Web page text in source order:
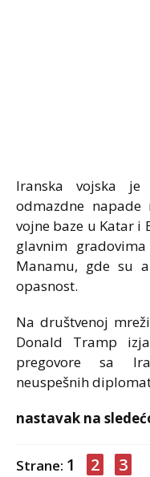
Iranska vojska
odmazdne
vojne baze u Katari
glavnim
Manamu, gde su
opasnost.
Na društvenoj
Donald Tramp
pregovore sa
neuspešnih
nastavak na
Strane: 1 2 3